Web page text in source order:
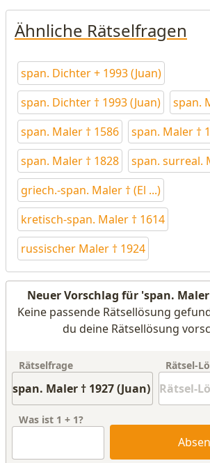
Ähnliche Rätselfragen
span. Dichter + 1993 (Juan)
span. Dichter † 1993 (Juan)
span.
span. Maler † 1586
span. Maler †
span. Maler † 1828
span. surreal.
griech.-span. Maler † (El ...)
kretisch-span. Maler † 1614
russischer Maler † 1924
Neuer Vorschlag für 'span. Maler
Keine passende Rätsellösung
du deine Rätsellösung
Rätselfrage Rätsel-
Was ist 1 + 1?